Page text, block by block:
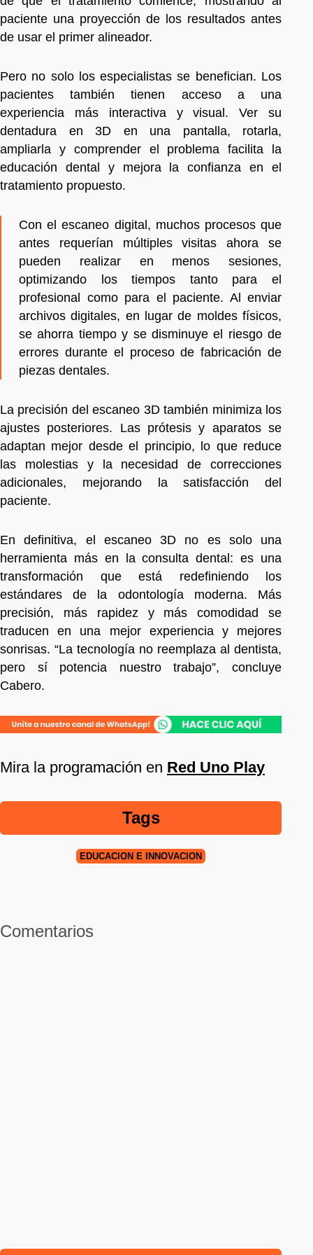
paciente una proyección de los resultados antes
de usar el primer alineador.
Pero no solo los especialistas se benefician. Los
pacientes también tienen acceso a una
experiencia más interactiva y visual. Ver su
dentadura en 3D en una pantalla, rotarla,
ampliarla y comprender el problema facilita la
educación dental y mejora la confianza en el
tratamiento propuesto.
Con el escaneo digital, muchos procesos que
antes requerían múltiples visitas ahora se
pueden realizar en menos sesiones,
optimizando los tiempos tanto para el
profesional como para el paciente. Al enviar
archivos digitales, en lugar de moldes físicos,
se ahorra tiempo y se disminuye el riesgo de
errores durante el proceso de fabricación de
piezas dentales.
La precisión del escaneo 3D también minimiza los
ajustes posteriores. Las prótesis y aparatos se
adaptan mejor desde el principio, lo que reduce
las molestias y la necesidad de correcciones
adicionales, mejorando la satisfacción del
paciente.
En definitiva, el escaneo 3D no es solo una
herramienta más en la consulta dental: es una
transformación que está redefiniendo los
estándares de la odontología moderna. Más
precisión, más rapidez y más comodidad se
traducen en una mejor experiencia y mejores
sonrisas. “La tecnología no reemplaza al dentista,
pero sí potencia nuestro trabajo”, concluye
Cabero.
Mira la programación en Red Uno Play
Tags
EDUCACIÓN E INNOVACIÓN
Comentarios